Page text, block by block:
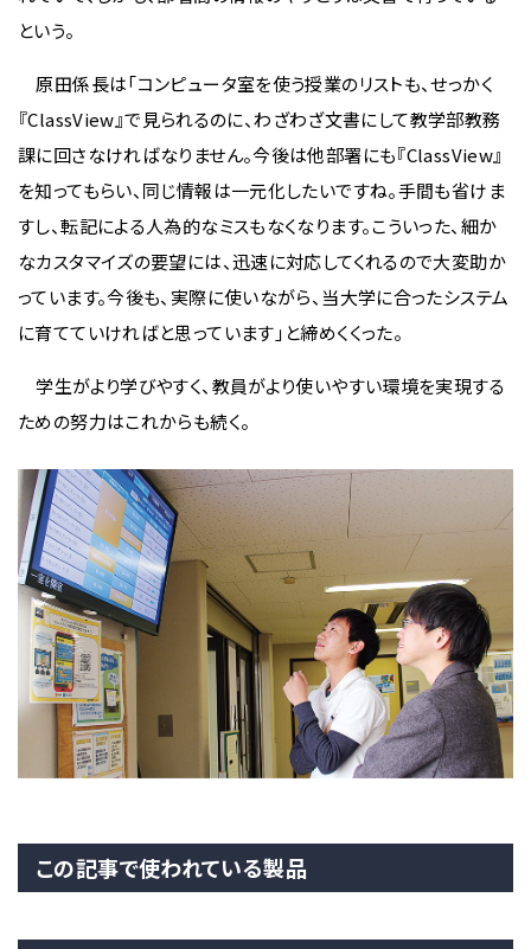
という。
原田係長は「コンピュータ室を使う授業のリストも、せっかく
『ClassView』で見られるのに、わざわざ文書にして教学部教務
課に回さなければなりません。今後は他部署にも『ClassView』
を知ってもらい、同じ情報は一元化したいですね。手間も省けま
すし、転記による人為的なミスもなくなります。こういった、細か
なカスタマイズの要望には、迅速に対応してくれるので大変助か
っています。今後も、実際に使いながら、当大学に合ったシステム
に育てていければと思っています」と締めくくった。
学生がより学びやすく、教員がより使いやすい環境を実現する
ための努力はこれからも続く。
この記事で使われている製品